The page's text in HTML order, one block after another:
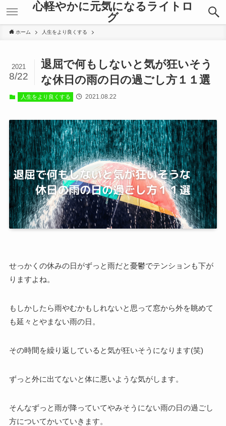
心軽やかに元気になるライトロ
グ
ホーム 人生をより良くする
退屈で何もしないと気が狂いそう
な休日の雨の日の過ごし方１１選
2021
8/22
人生をより良くする 2021.08.22
せっかくの休みの日がずっと雨だと憂鬱でテンションも下が
りますよね。
もしかしたら雨やむかもしれないと思って窓から外を眺めて
も延々とやまない雨の日。
その時間を繰り返していると気が狂いそうになります(笑)
ずっと外に出てないと体に悪いような気がします。
そんなずっと雨が降っていてやみそうにない雨の日の過ごし
方についてかいていきます。